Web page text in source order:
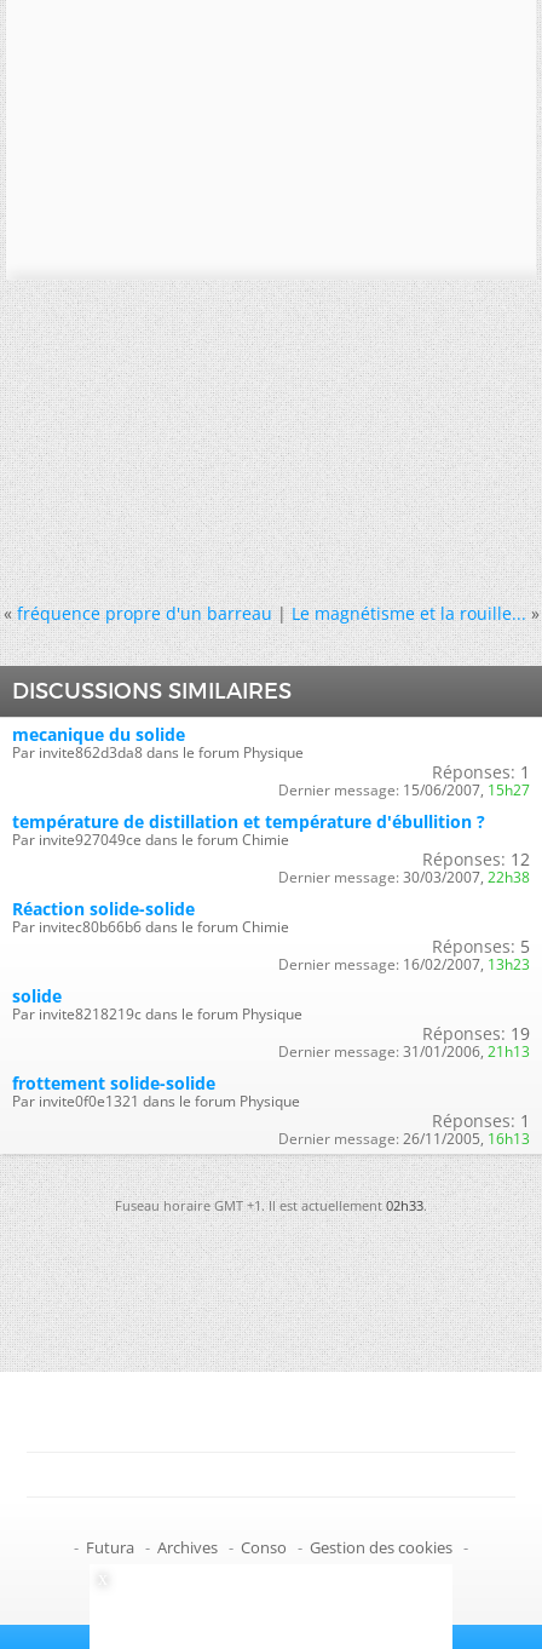
« fréquence propre d'un barreau|Le magnétisme et la rouille... »
DISCUSSIONS SIMILAIRES
mecanique du solide
Par invite862d3da8 dans le forum Physique
Réponses: 1
Dernier message: 15/06/2007, 15h27
température de distillation et température d'ébullition ?
Par invite927049ce dans le forum Chimie
Réponses: 12
Dernier message: 30/03/2007, 22h38
Réaction solide-solide
Par invitec80b66b6 dans le forum Chimie
Réponses: 5
Dernier message: 16/02/2007, 13h23
solide
Par invite8218219c dans le forum Physique
Réponses: 19
Dernier message: 31/01/2006, 21h13
frottement solide-solide
Par invite0f0e1321 dans le forum Physique
Réponses: 1
Dernier message: 26/11/2005, 16h13
Fuseau horaire GMT +1. Il est actuellement02h33.
- Futura - Archives - Conso - Gestion des cookies -